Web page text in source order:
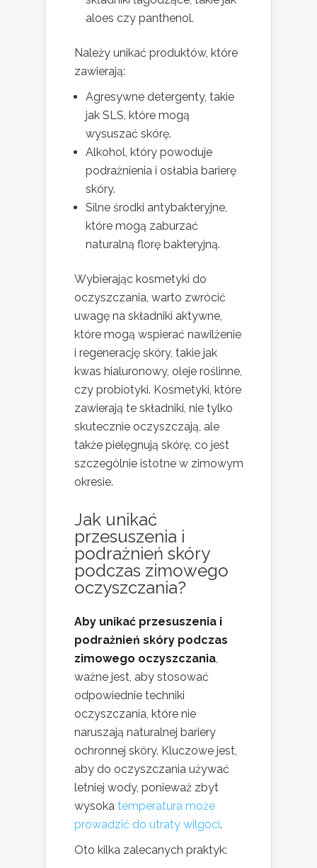
aloes czy panthenol.
Należy unikać produktów, które
zawierają:
Agresywne detergenty, takie
jak SLS, które mogą
wysuszać skórę.
Alkohol, który powoduje
podrażnienia i osłabia barierę
skóry.
Silne środki antybakteryjne,
które mogą zaburzać
naturalną florę bakteryjną.
Wybierając kosmetyki do
oczyszczania, warto zwrócić
uwagę na składniki aktywne,
które mogą wspierać nawilżenie
i regenerację skóry, takie jak
kwas hialuronowy, oleje roślinne,
czy probiotyki. Kosmetyki, które
zawierają te składniki, nie tylko
skutecznie oczyszczają, ale
także pielęgnują skórę, co jest
szczególnie istotne w zimowym
okresie.
Jak unikać
przesuszenia i
podrażnień skóry
podczas zimowego
oczyszczania?
Aby unikać przesuszenia i
podrażnień skóry podczas
zimowego oczyszczania,
ważne jest, aby stosować
odpowiednie techniki
oczyszczania, które nie
naruszają naturalnej bariery
ochronnej skóry. Kluczowe jest,
aby do oczyszczania używać
letniej wody, ponieważ zbyt
wysoka temperatura może
prowadzić do utraty wilgoci.
Oto kilka zalecanych praktyk: